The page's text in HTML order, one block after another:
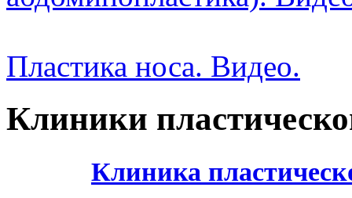
Пластика носа. Видео.
Клиники
Клиника